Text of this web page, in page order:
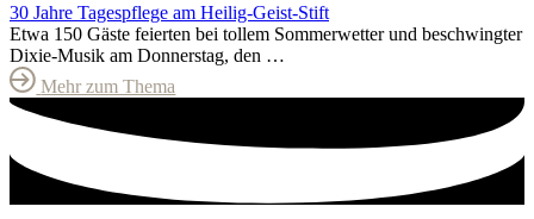
30 Jahre Tagespflege am Heilig-Geist-Stift
Etwa 150 Gäste feierten bei tollem Sommerwetter und beschwingter
Dixie-Musik am Donnerstag, den …
Mehr zum Thema